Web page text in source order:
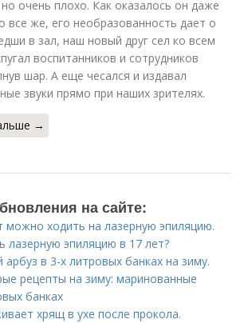
очень плохо. Как оказалось он даже
все же, его необразованность дает о
в зал, наш новый друг сел ко всем
воспитанников и сотрудников
шар. А еще чесался и издавал
звуки прямо при наших зрителях.
→
на сайте:
можно ходить на лазерную эпиляцию.
эпиляцию в 17 лет?
в 3-х литровых банках на зиму.
рецепты на зиму: маринованные
банках
хрящ в ухе после прокола.